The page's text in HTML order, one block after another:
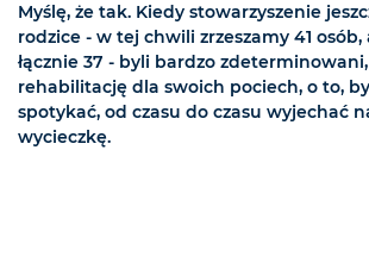
Myślę, że tak. Kiedy stowarzyszenie
rodzice - w tej chwili zrzeszamy 41
łącznie 37 - byli bardzo
rehabilitację dla swoich pociech, o to,
spotykać, od czasu do czasu wyjechać
wycieczkę.